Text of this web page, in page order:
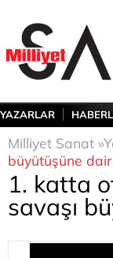
YAZARLAR
Milliyet Sanat »
büyütüşüne dair
1. katta
savaşı